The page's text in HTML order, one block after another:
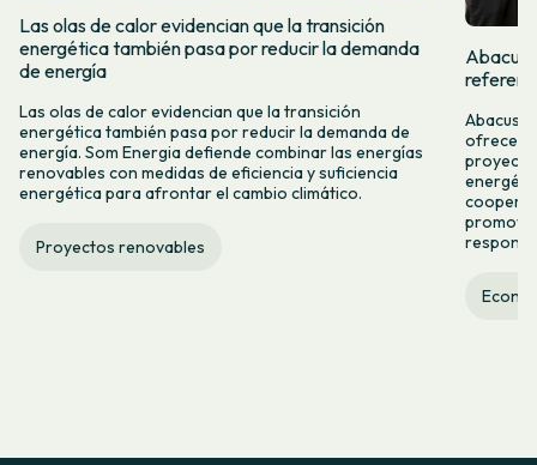
Las olas de calor evidencian que la transición
energética también pasa por reducir la demanda
de energía
Las olas de calor evidencian que la transición
energética también pasa por reducir la demanda de
energía. Som Energia defiende combinar las energías
renovables con medidas de eficiencia y suficiencia
energética para afrontar el cambio climático.
Proyectos renovables
Abacus
Abacus
ofrecer